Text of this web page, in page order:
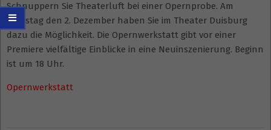
Schnuppern Sie Theaterluft bei einer Opernprobe. Am
Dienstag den 2. Dezember haben Sie im Theater Duisburg
dazu die Möglichkeit. Die Opernwerkstatt gibt vor einer
Premiere vielfältige Einblicke in eine Neuinszenierung. Beginn
ist um 18 Uhr.
Opernwerkstatt